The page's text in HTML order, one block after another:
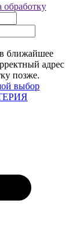
обработку
ближайшее
адрес
позже.
выбор